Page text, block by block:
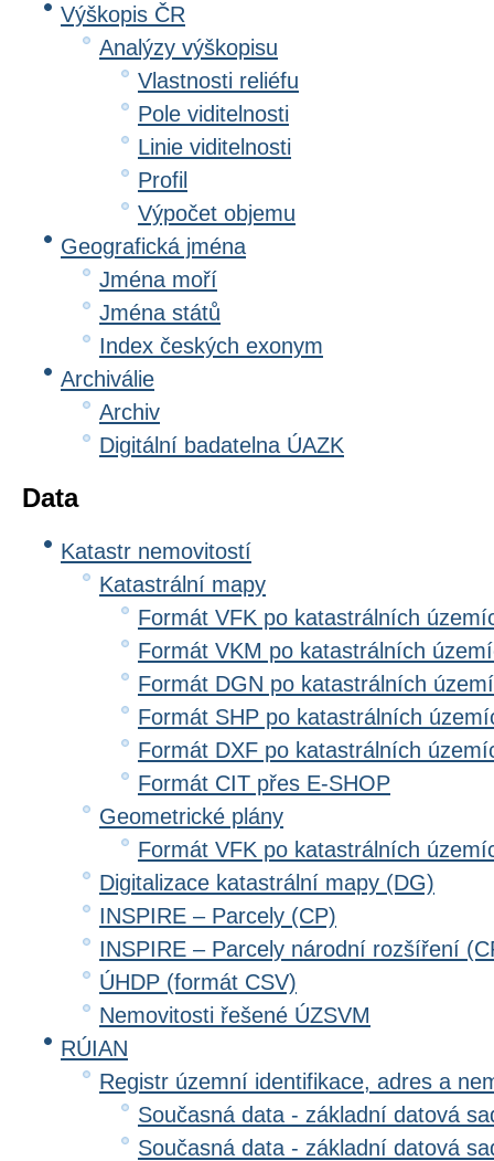
Výškopis ČR
Analýzy výškopisu
Vlastnosti reliéfu
Pole viditelnosti
Linie viditelnosti
Profil
Výpočet objemu
Geografická jména
Jména moří
Jména států
Index českých exonym
Archiválie
Archiv
Digitální badatelna ÚAZK
Data
Katastr nemovitostí
Katastrální mapy
Formát VFK po katastrálních
Formát VKM po katastrálních
Formát DGN po katastrálních
Formát SHP po katastrálních
Formát DXF po katastrálních
Formát CIT přes E-SHOP
Geometrické plány
Formát VFK po katastrálních
Digitalizace katastrální mapy (DG)
INSPIRE – Parcely (CP)
INSPIRE – Parcely národní rozšíření
ÚHDP (formát CSV)
Nemovitosti řešené ÚZSVM
RÚIAN
Registr územní identifikace, adres a
Současná data - základní datová
Současná data - základní datová